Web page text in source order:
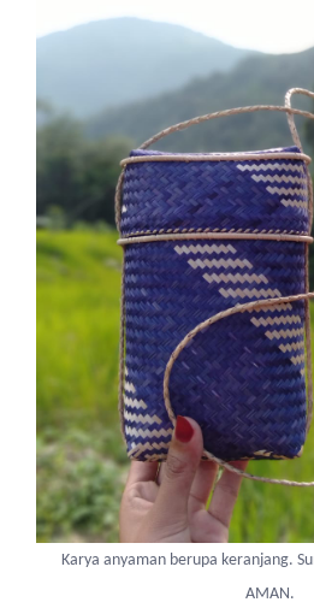
Karya anyaman berupa keranjang.
AMAN.